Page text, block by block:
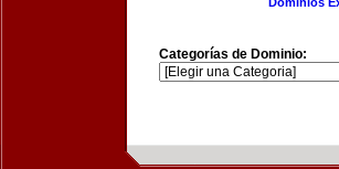
Categorías de Dominio: